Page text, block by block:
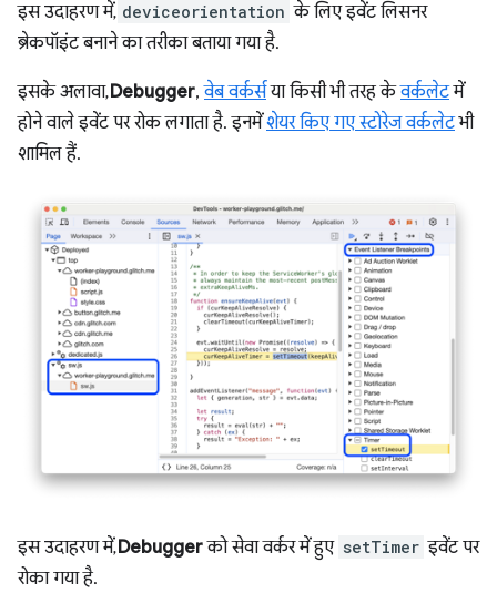
इस उदाहरण में, deviceorientation के लिए इवेंट लिसनर
ब्रेकपॉइंट बनाने का तरीका बताया गया है.
इसके अलावा,Debugger,वेब वर्कर्सया किसी भी तरह केवर्कलेटमें
होने वाले इवेंट पर रोक लगाता है. इनमेंशेयर किए गए स्टोरेज वर्कलेटभी
शामिल हैं.
इस उदाहरण में,Debuggerको सेवा वर्कर में हुए setTimer इवेंट पर
रोका गया है.